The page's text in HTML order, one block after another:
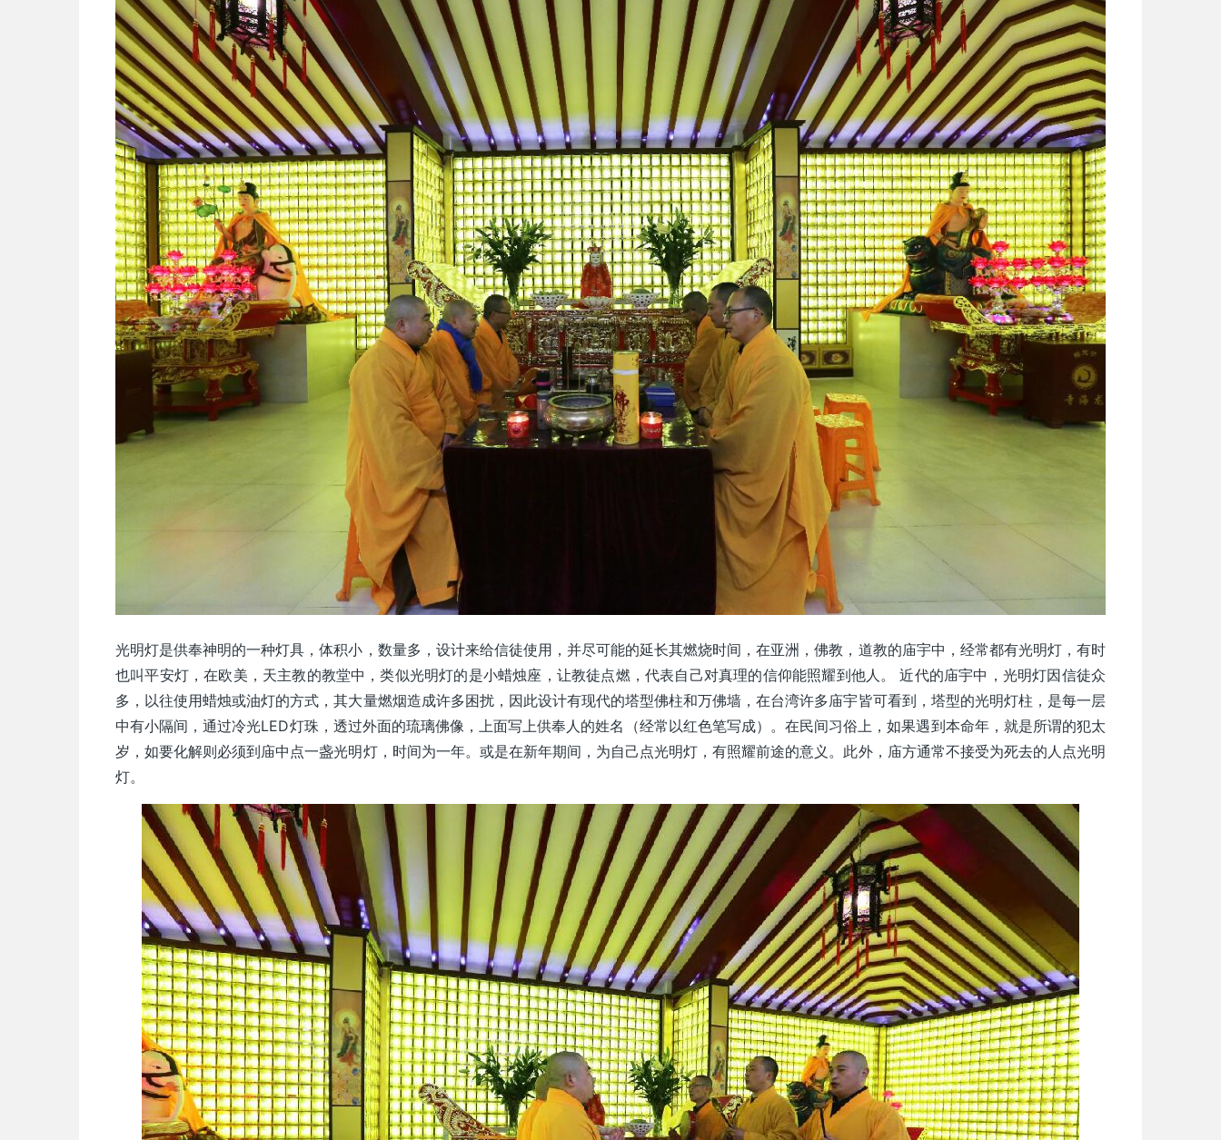
光明灯是供奉神明的一种灯具，体积小，数量多，设计来给信徒使用，并尽可能的延长其燃烧时间，在亚洲，佛教，道教的庙宇中，经常都有光明灯，有时
也叫平安灯，在欧美，天主教的教堂中，类似光明灯的是小蜡烛座，让教徒点燃，代表自己对真理的信仰能照耀到他人。 近代的庙宇中，光明灯因信徒众
多，以往使用蜡烛或油灯的方式，其大量燃烟造成许多困扰，因此设计有现代的塔型佛柱和万佛墙，在台湾许多庙宇皆可看到，塔型的光明灯柱，是每一层
中有小隔间，通过冷光LED灯珠，透过外面的琉璃佛像，上面写上供奉人的姓名（经常以红色笔写成）。在民间习俗上，如果遇到本命年，就是所谓的犯太
岁，如要化解则必须到庙中点一盏光明灯，时间为一年。或是在新年期间，为自己点光明灯，有照耀前途的意义。此外，庙方通常不接受为死去的人点光明
灯。